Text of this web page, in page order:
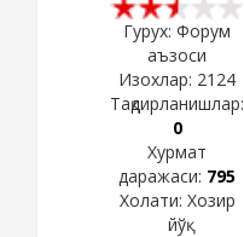
Гурух: Форум
аъзоси
Изохлар: 2124
Тақдирланишлар:
0
Хурмат
даражаси: 795
Холати: Хозир
йўқ